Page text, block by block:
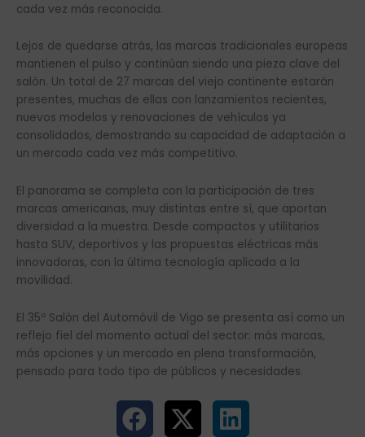
cada vez más reconocida.
Lejos de quedarse atrás, las marcas tradicionales europeas
mantienen el pulso y continúan siendo una pieza clave del
salón. Un total de 27 marcas del viejo continente estarán
presentes, muchas de ellas con lanzamientos recientes,
nuevos modelos y renovaciones de vehículos ya
consolidados, demostrando su capacidad de adaptación a
un mercado cada vez más competitivo.
El panorama se completa con la participación de tres
marcas americanas, muy distintas entre sí, que aportan
diversidad a la muestra. Desde compactos y utilitarios
hasta SUV, deportivos y las propuestas eléctricas más
innovadoras, con la última tecnología aplicada a la
movilidad.
El 35º Salón del Automóvil de Vigo se presenta así como un
reflejo fiel del momento actual del sector: más marcas,
más opciones y un mercado en plena transformación,
pensado para todo tipo de públicos y necesidades.